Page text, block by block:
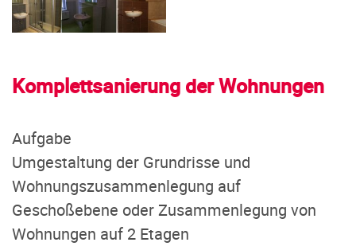
Komplettsanierung der Wohnungen
Aufgabe
Umgestaltung der Grundrisse und
Wohnungszusammenlegung auf
Geschoßebene oder Zusammenlegung von
Wohnungen auf 2 Etagen